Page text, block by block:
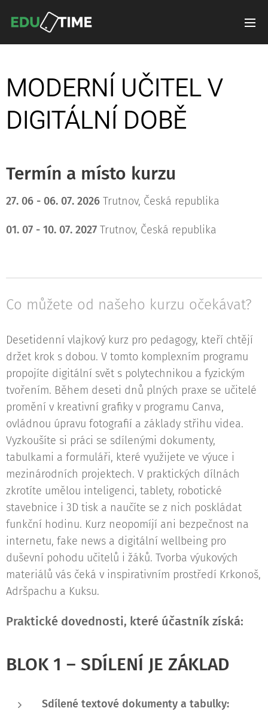
MODERNÍ UČITEL V
DIGITÁLNÍ DOBĚ
Termín a místo kurzu
27. 06 - 06. 07. 2026 Trutnov, Česká republika
01. 07 - 10. 07. 2027 Trutnov, Česká republika
Co můžete od našeho kurzu očekávat?
Desetidenní vlajkový kurz pro pedagogy, kteří chtějí
držet krok s dobou. V tomto komplexním programu
propojíte digitální svět s polytechnikou a fyzickým
tvořením. Během deseti dnů plných praxe se učitelé
promění v kreativní grafiky v programu Canva,
ovládnou úpravu fotografií a základy střihu videa.
Vyzkoušíte si práci se sdílenými dokumenty,
tabulkami a formuláři, které využijete ve výuce i
mezinárodních projektech. V praktických dílnách
zkrotíte umělou inteligenci, tablety, robotické
stavebnice i 3D tisk a naučíte se z nich poskládat
funkční hodinu. Kurz neopomíjí ani bezpečnost na
internetu, fake news a digitální wellbeing pro
duševní pohodu učitelů i žáků. Tvorba výukových
materiálů vás čeká v inspirativním prostředí Krkonoš,
Adršpachu a Kuksu.
Praktické dovednosti, které účastník získá:
BLOK 1 – SDÍLENÍ JE ZÁKLAD
Sdílené textové dokumenty a tabulky: